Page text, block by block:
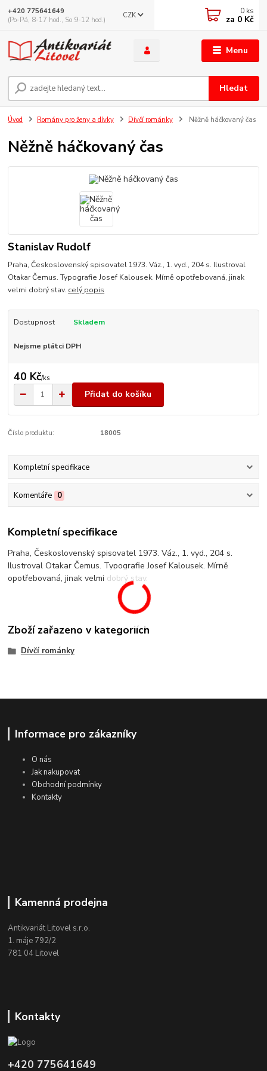
Menu
CZK
Hledat
+420 775641649
(Po-Pá, 8-17 hod., So 9-12 hod.)
0 ks
za 0 Kč
Úvod Romány pro ženy a dívky Dívčí románky Něžně háčkovaný čas
Něžně háčkovaný čas
Stanislav Rudolf
Praha, Československý spisovatel 1973. Váz., 1. vyd., 204 s. Ilustroval
Otakar Čemus. Typografie Josef Kalousek. Mírně opotřebovaná, jinak
velmi dobrý stav. celý popis
Dostupnost Skladem
Nejsme plátci DPH
40 Kč/ks
Přidat do košíku
Číslo produktu: 18005
Kompletní specifikace
Komentáře 0
Kompletní specifikace
Praha, Československý spisovatel 1973. Váz., 1. vyd., 204 s.
Ilustroval Otakar Čemus. Typografie Josef Kalousek. Mírně
opotřebovaná, jinak velmi dobrý stav.
Zboží zařazeno v kategoriích
Dívčí románky
Informace pro zákazníky
O nás
Jak nakupovat
Obchodní podmínky
Kontakty
Kamenná prodejna
Antikvariát Litovel s.r.o.
1. máje 792/2
781 04 Litovel
Kontakty
+420 775641649